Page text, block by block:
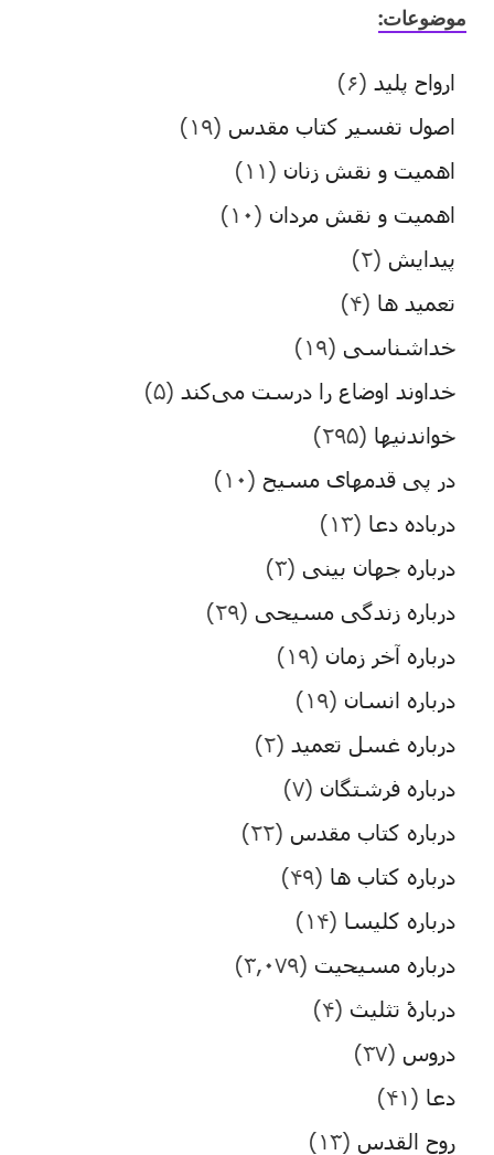
موضوعات:
ارواح پلید (۶)
اصول تفسیر کتاب مقدس (۱۹)
اهمیت و نقش زنان (۱۱)
اهمیت و نقش مردان (۱۰)
پیدایش (۲)
تعمید ها (۴)
خداشناسی (۱۹)
خداوند اوضاع را درست می‌کند (۵)
خواندنیها (۲۹۵)
در پی قدمهای مسیح (۱۰)
درباده دعا (۱۳)
درباره جهان بینی (۳)
درباره زندگی مسیحی (۲۹)
درباره آخر زمان (۱۹)
درباره انسان (۱۹)
درباره غسل تعمید (۲)
درباره فرشتگان (۷)
درباره کتاب مقدس (۲۲)
درباره کتاب ها (۴۹)
درباره کلیسا (۱۴)
درباره مسیحیت (۳,۰۷۹)
دربارۀ تثلیث (۴)
دروس (۳۷)
دعا (۴۱)
روح القدس (۱۳)